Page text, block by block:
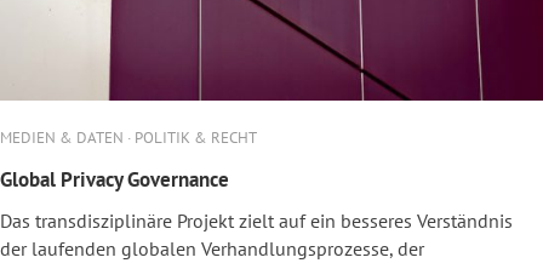
MEDIEN & DATEN · POLITIK & RECHT
Global Privacy Governance
Das transdisziplinäre Projekt zielt auf ein besseres Verständnis
der laufenden globalen Verhandlungsprozesse, der